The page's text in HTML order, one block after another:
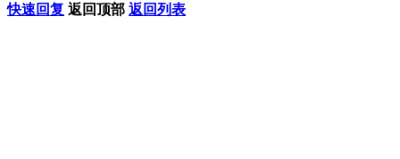
快速回复 返回顶部 返回列表